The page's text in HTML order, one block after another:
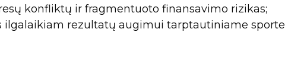
konfliktų ir fragmentuoto finansavimo rizikas;
ilgalaikiam rezultatų augimui tarptautiniame sporte